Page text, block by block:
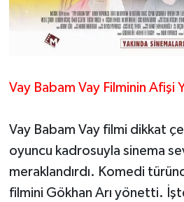
Vay Babam Vay Filminin Afişi
Vay Babam Vay filmi dikkat
oyuncu kadrosuyla sinema
meraklandırdı. Komedi
filmini Gökhan Arı yönetti.